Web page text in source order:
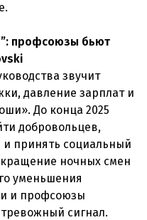
профсоюзы бьют
звучит
давление зарплат и
До конца 2025
добровольцев,
и принять социальный
ночных смен
уменьшения
и профсоюзы
сигнал.